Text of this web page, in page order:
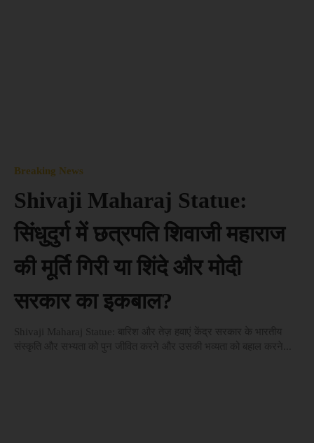
Breaking News
Shivaji Maharaj Statue:
सिंधुदुर्ग में छत्रपति शिवाजी महाराज
की मूर्ति गिरी या शिंदे और मोदी
सरकार का इकबाल?